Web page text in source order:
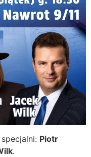
Piotr
.